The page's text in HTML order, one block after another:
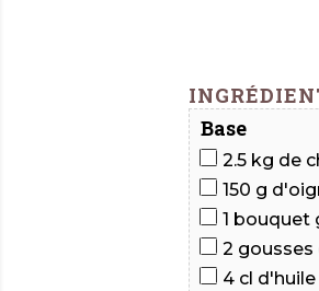
Base
2.5 kg de
150 g
1 bouquet
2 gousses
4 cl